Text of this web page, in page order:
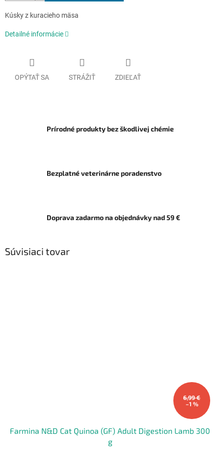
Kúsky z kuracieho mäsa
Detailné informácie
OPÝTAŤ SA STRÁŽIŤ ZDIEĽAŤ
Prírodné produkty bez škodlivej chémie
Bezplatné veterinárne poradenstvo
Doprava zadarmo na objednávky nad 59 €
Súvisiaci tovar
6,99 €
–1 %
Farmina N&D Cat Quinoa (GF) Adult Digestion Lamb 300
g